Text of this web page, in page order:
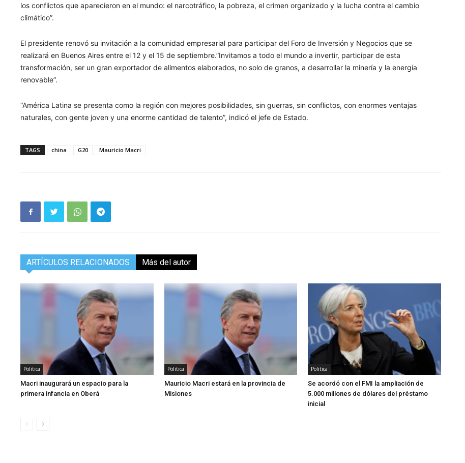
los conflictos que aparecieron en el mundo: el narcotráfico, la pobreza, el crimen organizado y la lucha contra el cambio
climático”.
El presidente renovó su invitación a la comunidad empresarial para participar del Foro de Inversión y Negocios que se
realizará en Buenos Aires entre el 12 y el 15 de septiembre.”Invitamos a todo el mundo a invertir, participar de esta
transformación, ser un gran exportador de alimentos elaborados, no solo de granos, a desarrollar la minería y la energía
renovable”.
“América Latina se presenta como la región con mejores posibilidades, sin guerras, sin conflictos, con enormes ventajas
naturales, con gente joven y una enorme cantidad de talento”, indicó el jefe de Estado.
TAGS china G20 Mauricio Macri
ARTÍCULOS RELACIONADOS Más del autor
Politica
Macri inaugurará un espacio para la
primera infancia en Oberá
Politica
Mauricio Macri estará en la provincia de
Misiones
Politica
Se acordó con el FMI la ampliación de
5.000 millones de dólares del préstamo
inicial